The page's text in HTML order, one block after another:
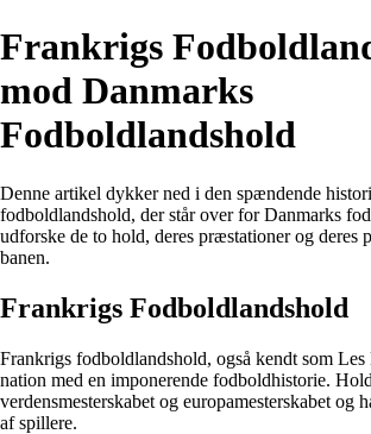
Frankrigs
mod Danmarks
Fodboldlandshold
Denne artikel dykker ned i den spændende
fodboldlandshold, der står over for Danmarks
udforske de to hold, deres præstationer og deres
banen.
Frankrigs Fodboldlandshold
Frankrigs fodboldlandshold, også kendt som Les
nation med en imponerende fodboldhistorie.
verdensmesterskabet og europamesterskabet og
af spillere.